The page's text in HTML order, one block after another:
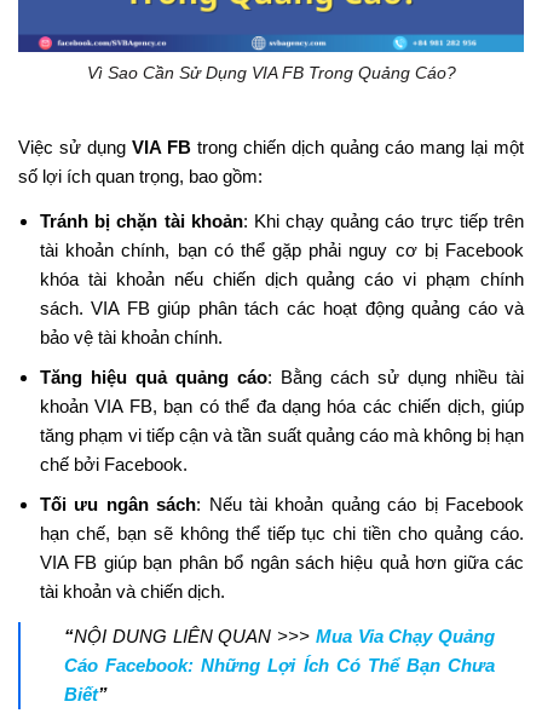
Vì Sao Cần Sử Dụng VIA FB Trong Quảng Cáo?
Việc sử dụng VIA FB trong chiến dịch quảng cáo mang lại một
số lợi ích quan trọng, bao gồm:
Tránh bị chặn tài khoản: Khi chạy quảng cáo trực tiếp trên
tài khoản chính, bạn có thể gặp phải nguy cơ bị Facebook
khóa tài khoản nếu chiến dịch quảng cáo vi phạm chính
sách. VIA FB giúp phân tách các hoạt động quảng cáo và
bảo vệ tài khoản chính.
Tăng hiệu quả quảng cáo: Bằng cách sử dụng nhiều tài
khoản VIA FB, bạn có thể đa dạng hóa các chiến dịch, giúp
tăng phạm vi tiếp cận và tần suất quảng cáo mà không bị hạn
chế bởi Facebook.
Tối ưu ngân sách: Nếu tài khoản quảng cáo bị Facebook
hạn chế, bạn sẽ không thể tiếp tục chi tiền cho quảng cáo.
VIA FB giúp bạn phân bổ ngân sách hiệu quả hơn giữa các
tài khoản và chiến dịch.
“NỘI DUNG LIÊN QUAN >>> Mua Via Chạy Quảng
Cáo Facebook: Những Lợi Ích Có Thể Bạn Chưa
Biết”